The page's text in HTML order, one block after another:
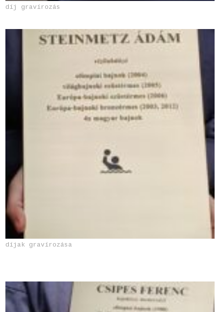
díj gravírozás
díjak gravírozása